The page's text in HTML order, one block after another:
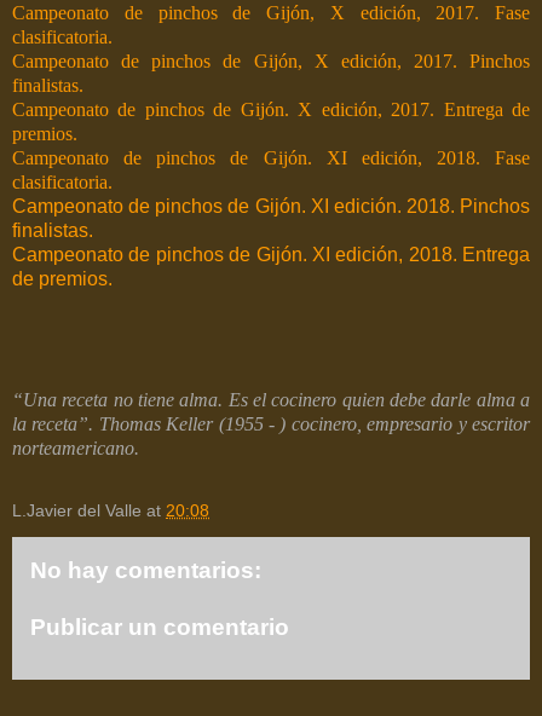
Campeonato de pinchos de Gijón, X edición, 2017. Fase
clasificatoria.
Campeonato de pinchos de Gijón, X edición, 2017. Pinchos
finalistas.
Campeonato de pinchos de Gijón. X edición, 2017. Entrega de
premios.
Campeonato de pinchos de Gijón. XI edición, 2018. Fase
clasificatoria.
Campeonato de pinchos de Gijón. XI edición. 2018. Pinchos
finalistas.
Campeonato de pinchos de Gijón. XI edición, 2018. Entrega
de premios.
“Una receta no tiene alma. Es el cocinero quien debe darle alma a
la receta”. Thomas Keller (1955 - ) cocinero, empresario y escritor
norteamericano.
L.Javier del Valle at 20:08
No hay comentarios:
Publicar un comentario